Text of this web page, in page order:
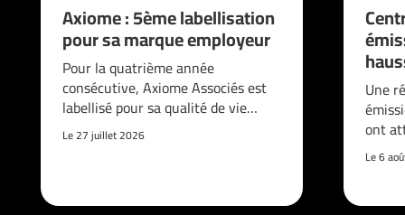
Axiome : 5ème labellisation
pour sa marque employeur
Pour la quatrième année
consécutive, Axiome Associés est
labellisé pour sa qualité de vie…
Le 27 juillet 2026
Une
ont
Le 6